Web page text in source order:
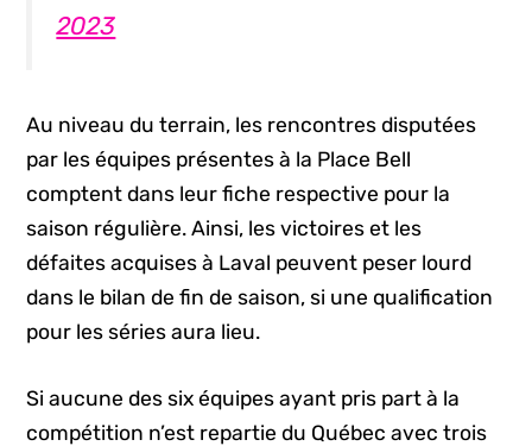
2023
Au niveau du terrain, les rencontres disputées
par les équipes présentes à la Place Bell
comptent dans leur fiche respective pour la
saison régulière. Ainsi, les victoires et les
défaites acquises à Laval peuvent peser lourd
dans le bilan de fin de saison, si une qualification
pour les séries aura lieu.
Si aucune des six équipes ayant pris part à la
compétition n’est repartie du Québec avec trois